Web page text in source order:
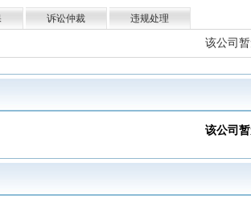
违规类型：未依法履行其他职责，其它信息
身)，处理人：中国证监会北京监管局，处
2025-12-18 09:30复牌。自2025-11-20至
宜。
诉讼仲裁 违规处理
该公司
该公司